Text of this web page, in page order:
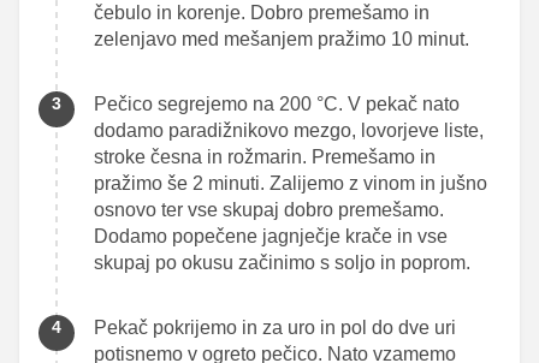
čebulo in korenje. Dobro premešamo in
zelenjavo med mešanjem pražimo 10 minut.
Pečico segrejemo na 200 °C. V pekač nato
dodamo paradižnikovo mezgo, lovorjeve liste,
stroke česna in rožmarin. Premešamo in
pražimo še 2 minuti. Zalijemo z vinom in jušno
osnovo ter vse skupaj dobro premešamo.
Dodamo popečene jagnječje krače in vse
skupaj po okusu začinimo s soljo in poprom.
Pekač pokrijemo in za uro in pol do dve uri
potisnemo v ogreto pečico. Nato vzamemo